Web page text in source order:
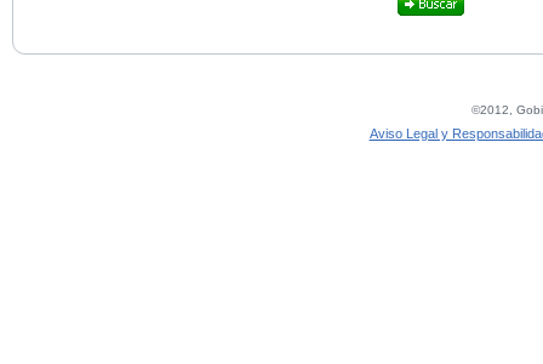
©2012,
Aviso Legal y